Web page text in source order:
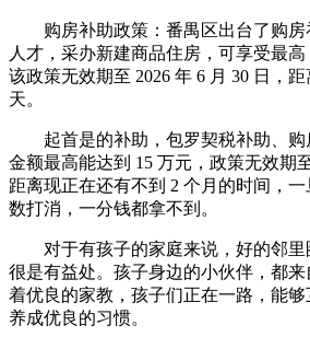
购房补助政策：番禺区出台了购房
人才，采办新建商品住房，可享受最高
该政策无效期至 2026 年 6 月 30 日，
天。
起首是的补助，包罗契税补助、购
金额最高能达到 15 万元，政策无效期
距离现正在还有不到 2 个月的时间，
数打消，一分钱都拿不到。
对于有孩子的家庭来说，好的邻里
很是有益处。孩子身边的小伙伴，都
着优良的家教，孩子们正在一路，能够
养成优良的习惯。